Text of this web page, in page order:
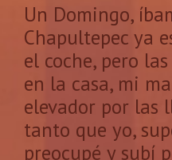
Un Domingo,
Chapultepec ya
el coche, pero
en la casa, mi
elevador por las
tanto que yo,
preocupé y subí